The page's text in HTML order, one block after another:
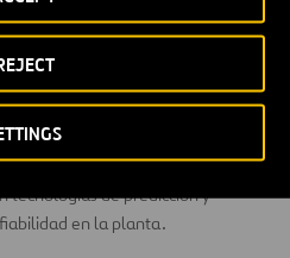
tecnologías de predicción y
en la planta.